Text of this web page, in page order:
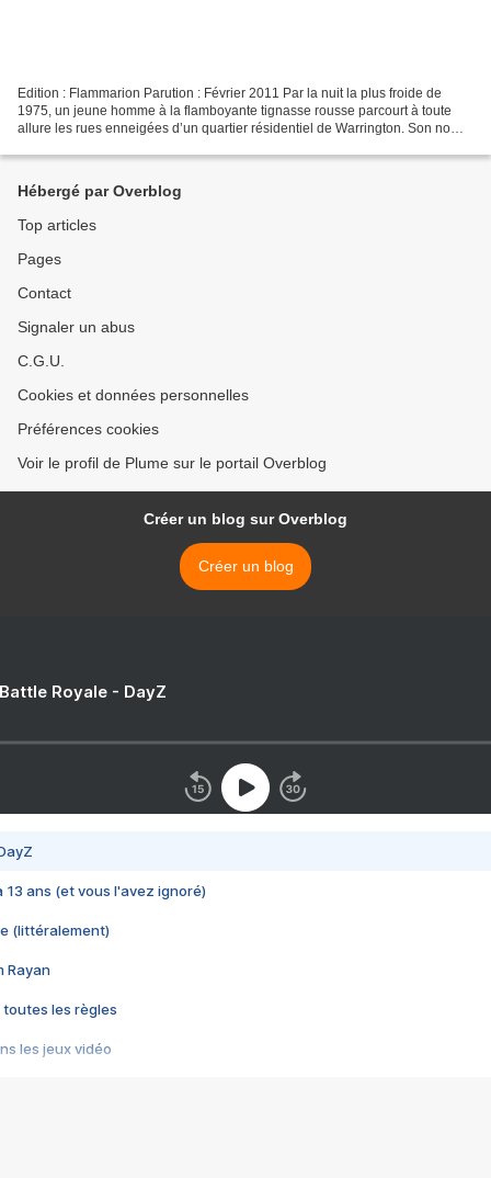
Edition : Flammarion Parution : Février 2011 Par la nuit la plus froide de
1975, un jeune homme à la flamboyante tignasse rousse parcourt à toute
allure les rues enneigées d’un quartier résidentiel de Warrington. Son nom
Hébergé par Overblog
Top articles
Pages
Contact
Signaler un abus
C.G.U.
Cookies et données personnelles
Préférences cookies
Voir le profil de Plume sur le portail Overblog
Créer un blog sur Overblog
Créer un blog
Royale - DayZ
13 ans (et vous l'avez ignoré)
(littéralement)
Rayan
toutes les règles
les jeux vidéo